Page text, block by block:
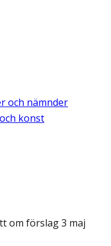
och nämnder
konst
om förslag 3 maj